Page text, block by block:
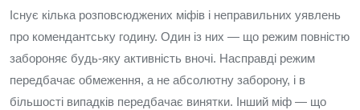
Існує кілька розповсюджених міфів і неправильних уявлень
про комендантську годину. Один із них — що режим повністю
забороняє будь-яку активність вночі. Насправді режим
передбачає обмеження, а не абсолютну заборону, і в
більшості випадків передбачає винятки. Інший міф — що